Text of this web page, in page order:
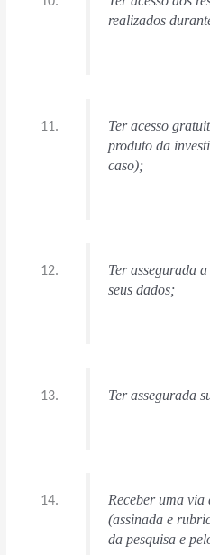
realizados
Ter acesso
produto da
caso);
Ter assegurada
seus dados;
Ter assegurada
Receber uma
(assinada e
da pesquisa e